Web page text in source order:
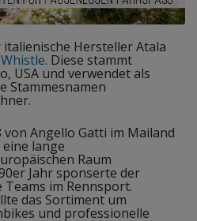
Hersteller Atala
Diese stammt
USA und verwendet als
Stammesnamen
Angello Gatti im Mailand
lange
Raum
Jahr sponserte der
im Rennsport.
das Sortiment um
und professionelle